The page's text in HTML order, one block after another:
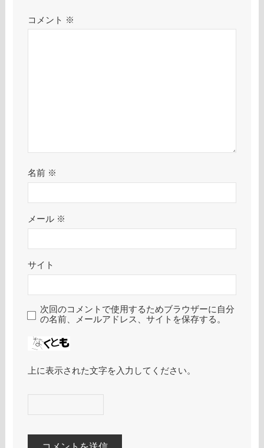
コメント ※
名前 ※
メール ※
サイト
次回のコメントで使用するためブラウザーに自分
の名前、メールアドレス、サイトを保存する。
上に表示された文字を入力してください。